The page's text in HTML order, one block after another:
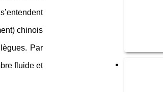
chinois
Par
fluide et